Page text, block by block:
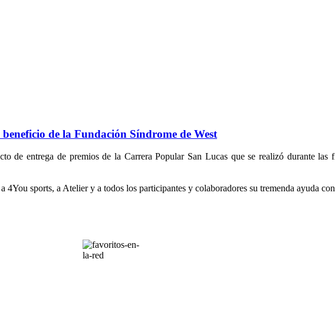
de la Fundación Síndrome de West
de entrega de premios de la Carrera Popular San Lucas que se realizó durante las
sports, a Atelier y a todos los participantes y colaboradores su tremenda ayuda